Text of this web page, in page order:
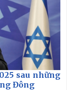
sau những
Đông